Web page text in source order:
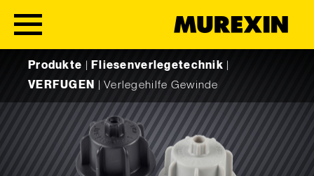
Produkte
Fliesenverlegetechnik
VERFUGEN
|Verlegehilfe Gewinde